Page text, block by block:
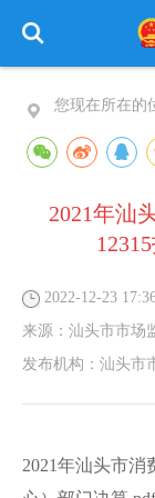
您现在所在的
2021年汕
2022-12-23
来源： 汕头市市场
发布机构： 汕头市
2021年汕头市消